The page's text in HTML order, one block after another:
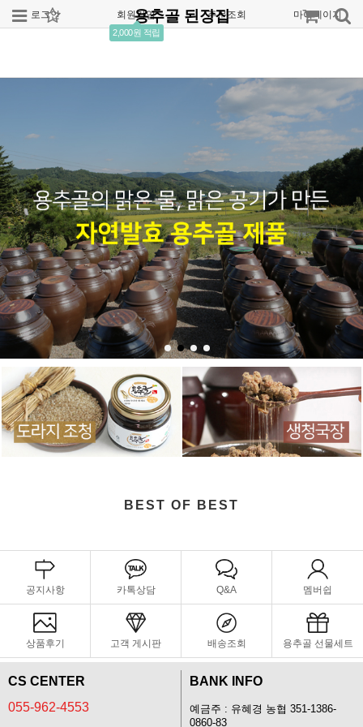
로그인 회원가입
2,000원 적립
주문조회 마이페이지
용추골 된장집
BEST OF BEST
공지사항 카톡상담 Q&A 멤버쉽
상품후기 고객 게시판 배송조회 용추골 선물세트
CS CENTER
055-962-4553
BANK INFO
예금주 : 유혜경 농협 351-1386-
0860-83